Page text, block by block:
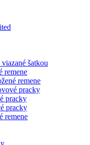
šatkou
remene
remene
pracky
pracky
pracky
remene